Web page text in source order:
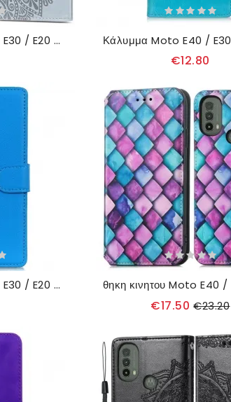
Κάλυμμα Moto E40 / E30 / E20 Φύλλα Φυλής
€12.80
Κάλυμμα Moto E40 / E30 / E20 Παραδοσιακά Λίτσι
€17.50 €23.20